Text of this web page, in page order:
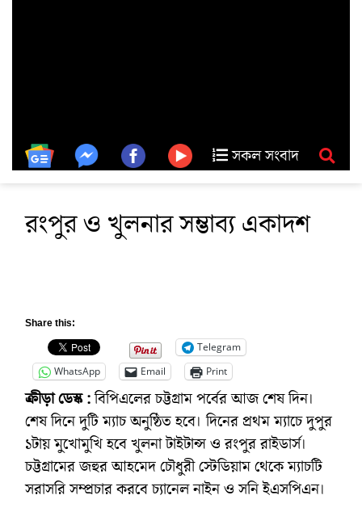
সকল সংবাদ
রংপুর ও খুলনার সম্ভাব্য একাদশ
Share this:
Telegram
WhatsApp
Email Print
ক্রীড়া ডেস্ক :বিপিএলের চট্টগ্রাম পর্বের আজ শেষ দিন।
শেষ দিনে দুটি ম্যাচ অনুষ্ঠিত হবে। দিনের প্রথম ম্যাচে দুপুর
১টায় মুখোমুখি হবে খুলনা টাইটান্স ও রংপুর রাইডার্স।
চট্টগ্রামের জহুর আহমেদ চৌধুরী স্টেডিয়াম থেকে ম্যাচটি
সরাসরি সম্প্রচার করবে চ্যানেল নাইন ও সনি ইএসপিএন।